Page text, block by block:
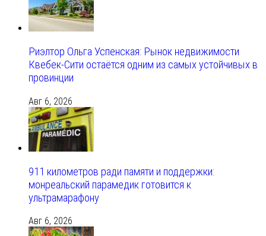
Риэлтор Ольга Успенская: Рынок недвижимости
Квебек-Сити остаётся одним из самых устойчивых в
провинции
Авг 6, 2026
911 километров ради памяти и поддержки:
монреальский парамедик готовится к
ультрамарафону
Авг 6, 2026